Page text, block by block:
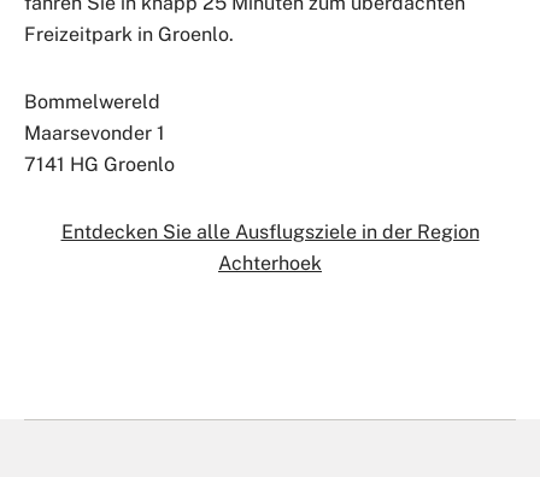
Freizeitpark in Groenlo.
Bommelwereld
Maarsevonder 1
7141 HG Groenlo
Entdecken Sie alle Ausflugsziele in der Region
Achterhoek